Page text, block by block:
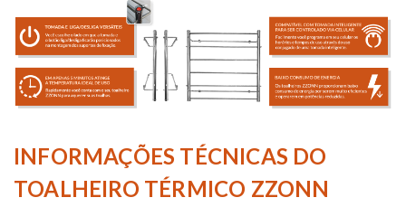
INFORMAÇÕES TÉCNICAS DO
TOALHEIRO TÉRMICO ZZONN